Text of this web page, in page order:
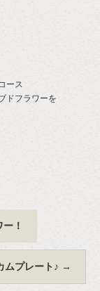
ース
ドフラワーを
！
ムプレート♪ →